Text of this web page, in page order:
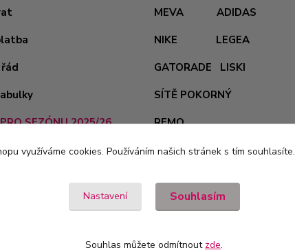
SEZÓNU 2025/26
MEVA
ADIDAS
NIKE
LEGEA
GATORADE
LISKI
SÍTĚ POKORNÝ
REMO
využíváme cookies. Používáním našich stránek s tím souhlasíte.
Nastavení Souhlasím
Souhlas můžete odmítnout zde.